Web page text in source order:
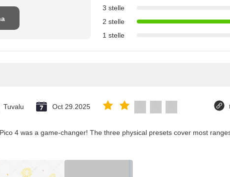
3 stelle
2 stelle
1 stelle
Tuvalu Oct 29.2025
4 was a game-changer! The three physical presets cover most